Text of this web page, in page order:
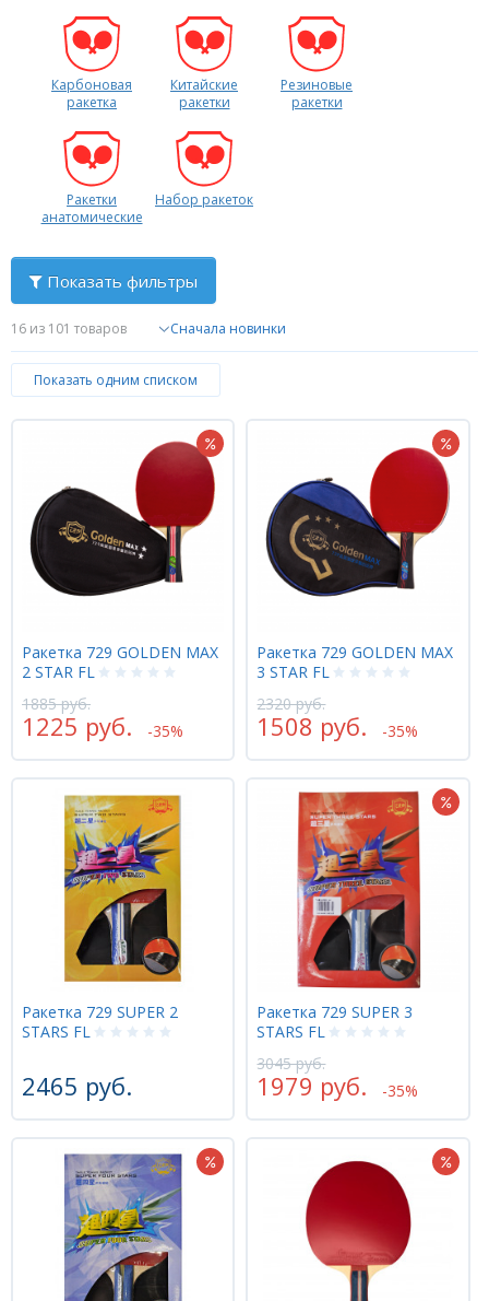
Карбоновая
ракетка
Китайские
ракетки
Резиновые
ракетки
Ракетки
анатомические
Набор ракеток
Показать фильтры
16 из 101 товаров
Показать одним списком
Ракетка 729 GOLDEN MAX
2 STAR FL
1885 руб.
1225 руб. -35%
Ракетка 729 GOLDEN MAX
3 STAR FL
2320 руб.
1508 руб. -35%
Ракетка 729 SUPER 2
STARS FL
2465 руб.
Ракетка 729 SUPER 3
STARS FL
3045 руб.
1979 руб. -35%